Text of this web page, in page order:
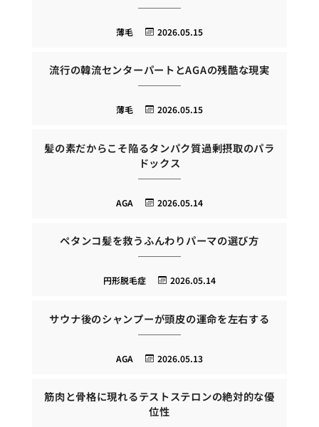
2026.05.15
薄毛
流行の韓流センターパートとAGAの残酷な現実
2026.05.15
薄毛
髪の素だからこそ陥るタンパク質過剰摂取のパラ
ドックス
2026.05.14
AGA
ペタンコ髪を救うふんわりパーマの選び方
2026.05.14
円形脱毛症
サウナ後のシャンプーが頭皮の運命を左右する
2026.05.13
AGA
筋肉と骨格に現れるテストステロンの絶対的な優
位性